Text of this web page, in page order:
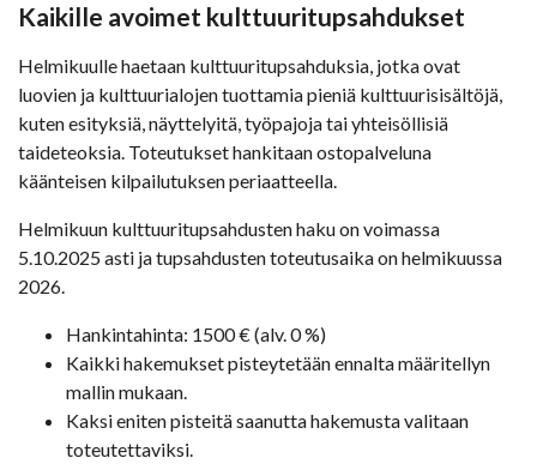
Kaikille avoimet kulttuuritupsahdukset
Helmikuulle haetaan kulttuuritupsahduksia, jotka ovat
luovien ja kulttuurialojen tuottamia pieniä kulttuurisisältöjä,
kuten esityksiä, näyttelyitä, työpajoja tai yhteisöllisiä
taideteoksia. Toteutukset hankitaan ostopalveluna
käänteisen kilpailutuksen periaatteella.
Helmikuun kulttuuritupsahdusten haku on voimassa
5.10.2025 asti ja tupsahdusten toteutusaika on helmikuussa
2026.
Hankintahinta: 1500 € (alv. 0 %)
Kaikki hakemukset pisteytetään ennalta määritellyn
mallin mukaan.
Kaksi eniten pisteitä saanutta hakemusta valitaan
toteutettaviksi.